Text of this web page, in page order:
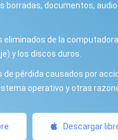
borradas, documentos,
eliminados de la
y los discos duros.
de pérdida causados ​​por
operativo y otras
Descargar